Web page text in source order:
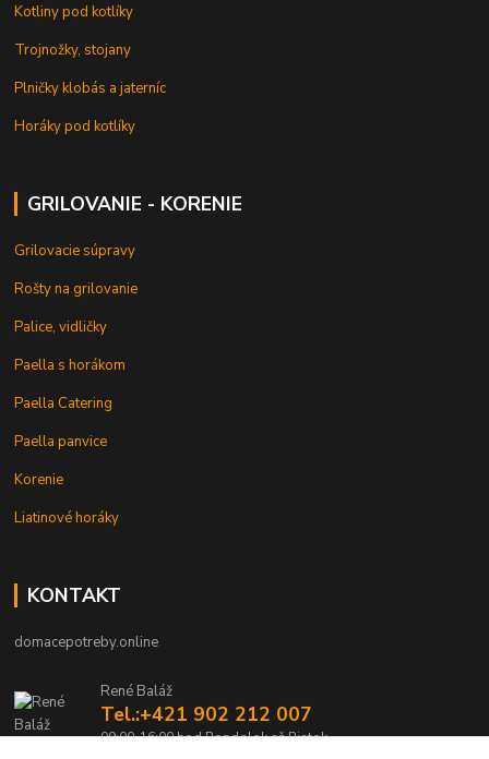
Kotliny pod kotlíky
Trojnožky, stojany
Plničky klobás a jaterníc
Horáky pod kotlíky
GRILOVANIE - KORENIE
Grilovacie súpravy
Rošty na grilovanie
Palice, vidličky
Paella s horákom
Paella Catering
Paella panvice
Korenie
Liatinové horáky
KONTAKT
domacepotreby.online
René Baláž
Tel.:+421 902 212 007
09:00-16:00 hod Pondelok až Piatok